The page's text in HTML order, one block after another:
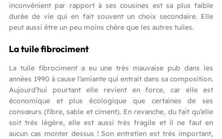
inconvénient par rapport à ses cousines est sa plus faible
durée de vie qui en fait souvent un choix secondaire. Elle
peut aussi être un peu moins chère que les autres tuiles.
La tuile fibrociment
La tuile fibrociment a eu une très mauvaise pub dans les
années 1990 à cause l’amiante qui entrait dans sa composition.
Aujourd’hui pourtant elle revient en force, car elle est
économique et plus écologique que certaines de ses
consœurs (fibre, sable et ciment). En revanche, du fait qu’elle
soit très légère, elle est aussi très fragile et il ne faut en
aucun cas monter dessus ! Son entretien est très important,